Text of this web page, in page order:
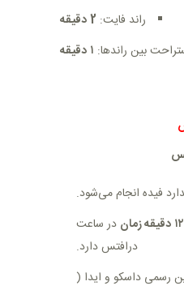
راند فایت: 2دقیقه
بین راندها: ۱ دقیقه
فیده انجام می‌شود.
۱۲ دقیقه زمان در ساعت
درافتس دارد.
رسمی داسکو و ایدا (